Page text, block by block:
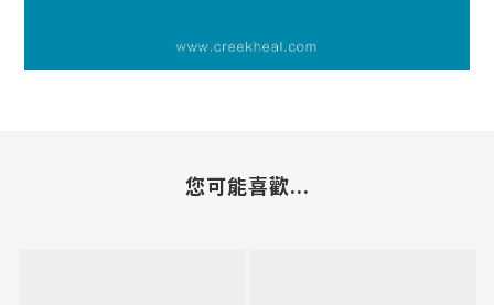
您可能喜歡...